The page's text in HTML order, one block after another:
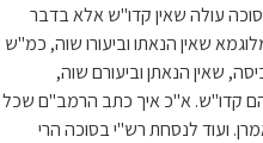
עולה שאין קדו"ש אלא בדבר
שאין הנאתו וביעורו שוה, כמ"ש
שאין הנאתן וביעורם שוה,
בהם קדו"ש. א"כ איך כתב הרמב"ם שכל
ועוד לנסחת רש"י בסוכה הרי